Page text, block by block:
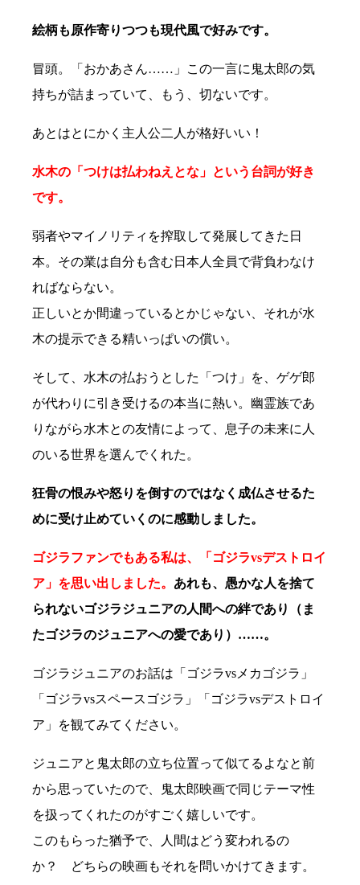
絵柄も原作寄りつつも現代風で好みです。
冒頭。「おかあさん……」この一言に鬼太郎の気
持ちが詰まっていて、もう、切ないです。
あとはとにかく主人公二人が格好いい！
水木の「つけは払わねえとな」という台詞が好き
です。
弱者やマイノリティを搾取して発展してきた日
本。その業は自分も含む日本人全員で背負わなけ
ればならない。
正しいとか間違っているとかじゃない、それが水
木の提示できる精いっぱいの償い。
そして、水木の払おうとした「つけ」を、ゲゲ郎
が代わりに引き受けるの本当に熱い。幽霊族であ
りながら水木との友情によって、息子の未来に人
のいる世界を選んでくれた。
狂骨の恨みや怒りを倒すのではなく成仏させるた
めに受け止めていくのに感動しました。
ゴジラファンでもある私は、「ゴジラvsデストロイ
ア」を思い出しました。 あれも、愚かな人を捨て
られないゴジラジュニアの人間への絆であり（ま
たゴジラのジュニアへの愛であり）……。
ゴジラジュニアのお話は「ゴジラvsメカゴジラ」
「ゴジラvsスペースゴジラ」「ゴジラvsデストロイ
ア」を観てみてください。
ジュニアと鬼太郎の立ち位置って似てるよなと前
から思っていたので、鬼太郎映画で同じテーマ性
を扱ってくれたのがすごく嬉しいです。
このもらった猶予で、人間はどう変われるの
か？ どちらの映画もそれを問いかけてきます。